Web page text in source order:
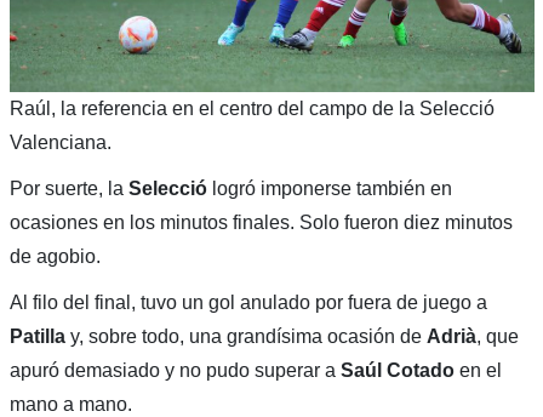
Raúl, la referencia en el centro del campo de la Selecció
Valenciana.
Por suerte, la Selecciólogró imponerse también en
ocasiones en los minutos finales. Solo fueron diez minutos
de agobio.
Al filo del final, tuvo un gol anulado por fuera de juego a
Patillay, sobre todo, una grandísima ocasión de Adrià, que
apuró demasiado y no pudo superar a Saúl Cotadoen el
mano a mano.